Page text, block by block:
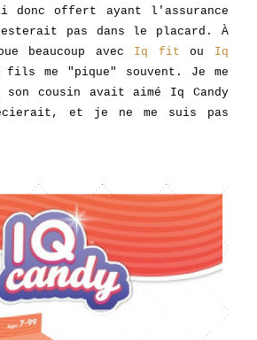
donc offert ayant l'assurance
pas dans le placard. À
beaucoup avec Iq fit ou Iq
fils me "pique" souvent. Je me
cousin avait aimé Iq Candy
et je ne me suis pas